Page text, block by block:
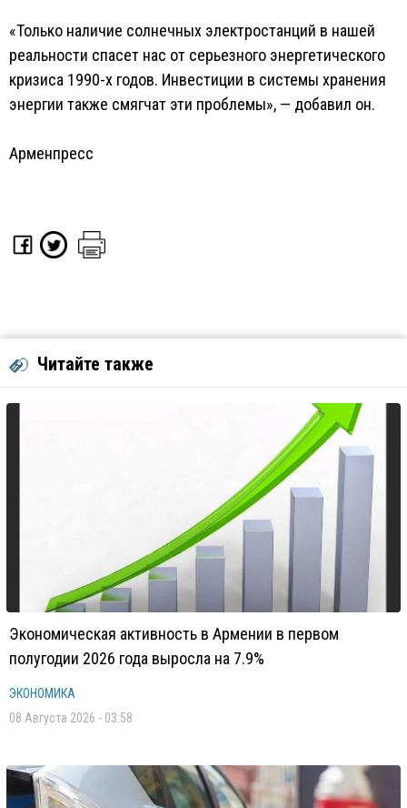
«Только наличие солнечных электростанций в нашей
реальности спасет нас от серьезного энергетического
кризиса 1990-х годов. Инвестиции в системы хранения
энергии также смягчат эти проблемы», — добавил он.
Арменпресс
Читайте также
Экономическая активность в Армении в первом
полугодии 2026 года выросла на 7.9%
ЭКОНОМИКА
08 Августа 2026 - 03:58